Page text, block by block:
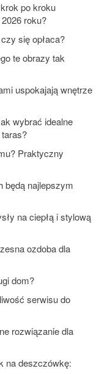
po kroku
roku?
się opłaca?
te obrazy tak
uspokajają wnętrze
wybrać idealne
Praktyczny
będą najlepszym
na ciepłą i stylową
ozdoba dla
dom?
serwisu do
rozwiązanie dla
na deszczówkę: